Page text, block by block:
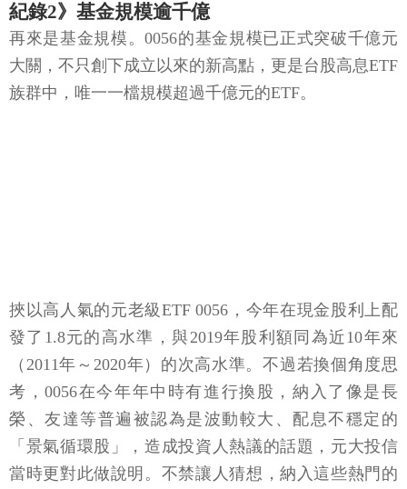
紀錄2》基金規模逾千億
再來是基金規模。0056的基金規模已正式突破千億元
大關，不只創下成立以來的新高點，更是台股高息ETF
族群中，唯一一檔規模超過千億元的ETF。
挾以高人氣的元老級ETF 0056，今年在現金股利上配
發了1.8元的高水準，與2019年股利額同為近10年來
（2011年～2020年）的次高水準。不過若換個角度思
考，0056在今年年中時有進行換股，納入了像是長
榮、友達等普遍被認為是波動較大、配息不穩定的
「景氣循環股」，造成投資人熱議的話題，元大投信
當時更對此做說明。不禁讓人猜想，納入這些熱門的